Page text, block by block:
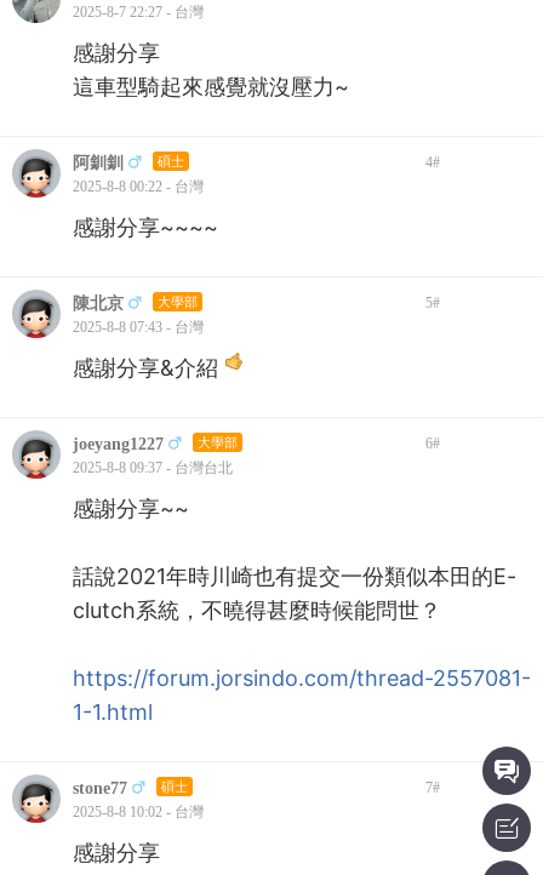
2025-8-7 22:27 - 台灣
感謝分享
這車型騎起來感覺就沒壓力~
阿釧釧 碩士 4#
2025-8-8 00:22 - 台灣
感謝分享~~~~
陳北京 大學部 5#
2025-8-8 07:43 - 台灣
感謝分享&介紹
joeyang1227 大學部 6#
2025-8-8 09:37 - 台灣台北
感謝分享~~
話說2021年時川崎也有提交一份類似本田的E-
clutch系統，不曉得甚麼時候能問世？
https://forum.jorsindo.com/thread-2557081-
1-1.html
stone77 碩士 7#
2025-8-8 10:02 - 台灣
感謝分享